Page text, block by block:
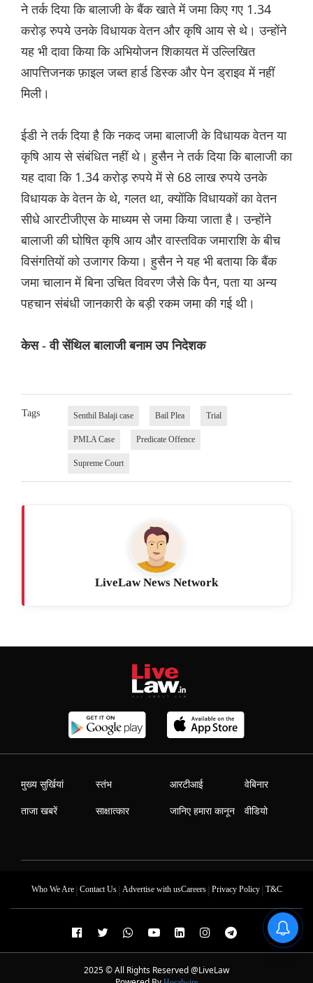
ने तर्क दिया कि बालाजी के बैंक खाते में जमा किए गए 1.34
करोड़ रुपये उनके विधायक वेतन और कृषि आय से थे। उन्होंने
यह भी दावा किया कि अभियोजन शिकायत में उल्लिखित
आपत्तिजनक फ़ाइल जब्त हार्ड डिस्क और पेन ड्राइव में नहीं
मिली।
ईडी ने तर्क दिया है कि नकद जमा बालाजी के विधायक वेतन या
कृषि आय से संबंधित नहीं थे। हुसैन ने तर्क दिया कि बालाजी का
यह दावा कि 1.34 करोड़ रुपये में से 68 लाख रुपये उनके
विधायक के वेतन के थे, गलत था, क्योंकि विधायकों का वेतन
सीधे आरटीजीएस के माध्यम से जमा किया जाता है। उन्होंने
बालाजी की घोषित कृषि आय और वास्तविक जमाराशि के बीच
विसंगतियों को उजागर किया। हुसैन ने यह भी बताया कि बैंक
जमा चालान में बिना उचित विवरण जैसे कि पैन, पता या अन्य
पहचान संबंधी जानकारी के बड़ी रकम जमा की गई थी।
केस - वी सेंथिल बालाजी बनाम उप निदेशक
Tags Senthil Balaji case Bail Plea Trial
PMLA Case Predicate Offence
Supreme Court
LiveLaw News Network
मुख्य सुर्खियां
ताजा खबरें
स्तंभ
साक्षात्कार
आरटीआई
जानिए हमारा कानून
वेबिनार
वीडियो
Who We Are| Contact Us| Advertise with usCareers| Privacy Policy| T&C
2025 © All Rights Reserved @LiveLaw